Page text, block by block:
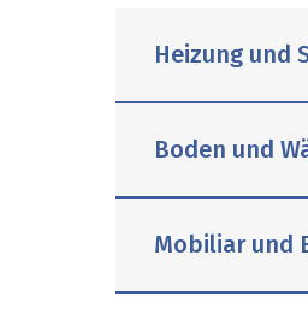
Heizung und
oder
Boden und
Mobiliar und